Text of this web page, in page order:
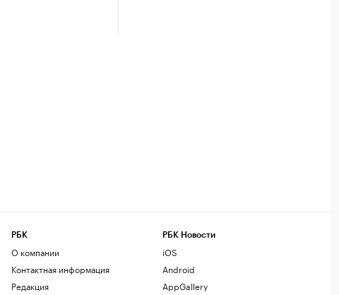
РБК
О компании
Контактная информация
Редакция
РБК Новости
iOS
Android
AppGallery